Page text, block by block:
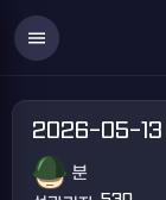
menu
2026-05-13
분